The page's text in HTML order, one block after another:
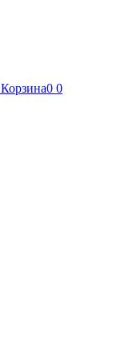
Корзина0 0